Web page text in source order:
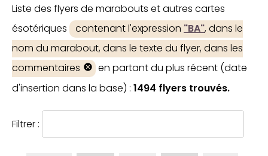
Liste des flyers de marabouts et autres cartes
ésotériques
contenant l'expression "BA", dans le
nom du marabout, dans le texte du flyer, dans les
commentaires
en partant du plus récent (date
d'insertion dans la base) : 1494 flyers trouvés.
Filtrer :